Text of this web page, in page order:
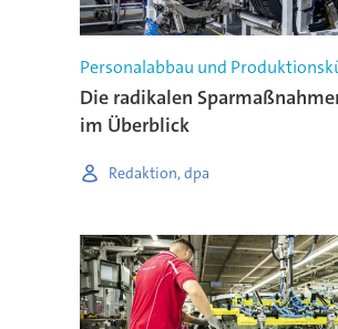
Personalabbau und
Die radikalen
im Überblick
Redaktion, dpa